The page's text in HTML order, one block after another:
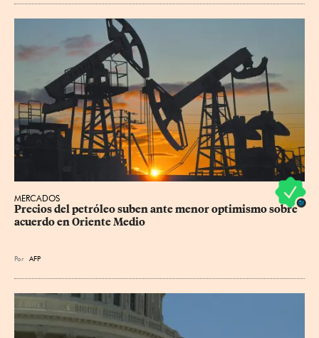
MERCADOS
Precios del petróleo suben ante menor optimismo sobre
acuerdo en Oriente Medio
Por AFP